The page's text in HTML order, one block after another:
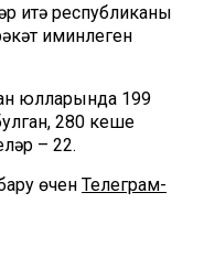
итә республиканың
иминлеген
юлларында 199
280 кеше
– 22.
өчен Телеграм-